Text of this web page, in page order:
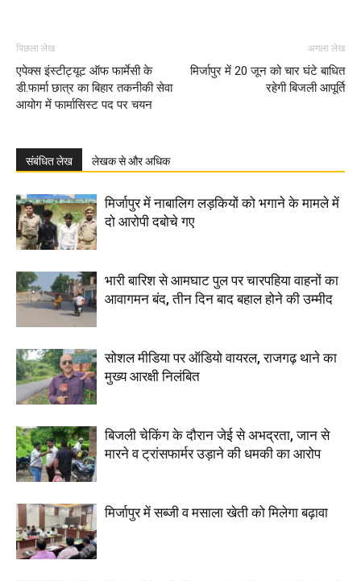
पिछला लेख
एपेक्स इंस्टीट्यूट ऑफ फार्मेसी के
डी.फार्मा छात्र का बिहार तकनीकी सेवा
आयोग में फार्मासिस्ट पद पर चयन
अगला लेख
मिर्जापुर में 20 जून को चार घंटे बाधित
रहेगी बिजली आपूर्ति
संबंधित लेख लेखक से और अधिक
मिर्जापुर में नाबालिग लड़कियों को भगाने के मामले में
दो आरोपी दबोचे गए
भारी बारिश से आमघाट पुल पर चारपहिया वाहनों का
आवागमन बंद, तीन दिन बाद बहाल होने की उम्मीद
सोशल मीडिया पर ऑडियो वायरल, राजगढ़ थाने का
मुख्य आरक्षी निलंबित
बिजली चेकिंग के दौरान जेई से अभद्रता, जान से
मारने व ट्रांसफार्मर उड़ाने की धमकी का आरोप
मिर्जापुर में सब्जी व मसाला खेती को मिलेगा बढ़ावा